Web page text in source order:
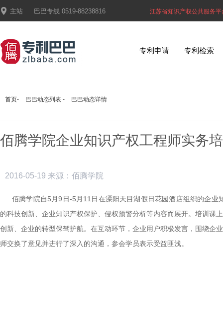
 主站 巴巴专线 0519-88238816 江苏省知识产权公共服务平
专利申请 专利检索
首页- 巴巴动态列表 - 巴巴动态详情
佰腾学院企业知识产权工程师实务
2016-05-19 来源：佰腾学院
佰腾学院自5 月9 日-5 月 11 日在溧阳天目湖假日花园酒店组织的企
的科技创新、企业知识产权保护、侵权预警分析等内容而展开。培训课
创新、企业的转型保驾护航。在互动环节，企业用户积极发言，围绕企
师交换了意见并进行了深入的沟通，参会学员表示受益匪浅。